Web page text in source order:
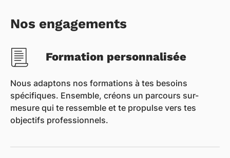
Nos engagements
Formation personnalisée
Nous adaptons nos formations à tes besoins
spécifiques. Ensemble, créons un parcours sur-
mesure qui te ressemble et te propulse vers tes
objectifs professionnels.